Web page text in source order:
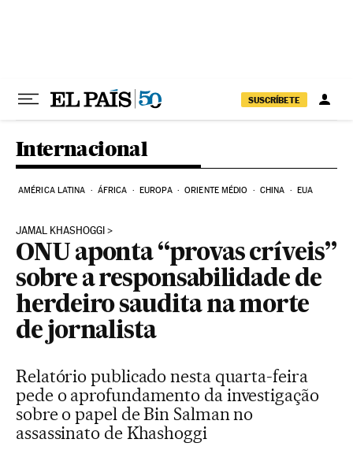
SUSCRÍBETE
Internacional
AMÉRICA LATINA ÁFRICA EUROPA ORIENTE MÉDIO CHINA EUA
JAMAL KHASHOGGI
ONU aponta “provas críveis”
sobre a responsabilidade de
herdeiro saudita na morte
de jornalista
Relatório publicado nesta quarta-feira
pede o aprofundamento da investigação
sobre o papel de Bin Salman no
assassinato de Khashoggi